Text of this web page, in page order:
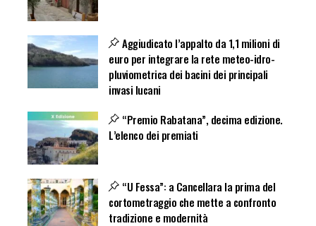
Aggiudicato l’appalto da 1,1 milioni di
euro per integrare la rete meteo-idro-
pluviometrica dei bacini dei principali
invasi lucani
“Premio Rabatana”, decima edizione.
L’elenco dei premiati
“U Fessa”: a Cancellara la prima del
cortometraggio che mette a confronto
tradizione e modernità